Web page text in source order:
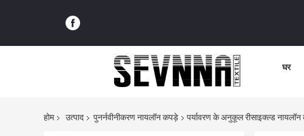
घर
होम उत्पाद पुनर्नवीनीकरण नायलॉन कपड़े पर्यावरण के अनुकूल रीसाइक्ल्ड